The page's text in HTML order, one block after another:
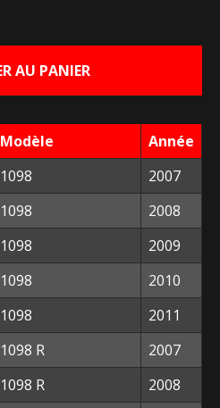
actuel
est :
20,00 €.
AU PANIER
Modèle
Année
1098
2007
1098
2008
1098
2009
1098
2010
1098
2011
1098 R
2007
1098 R
2008